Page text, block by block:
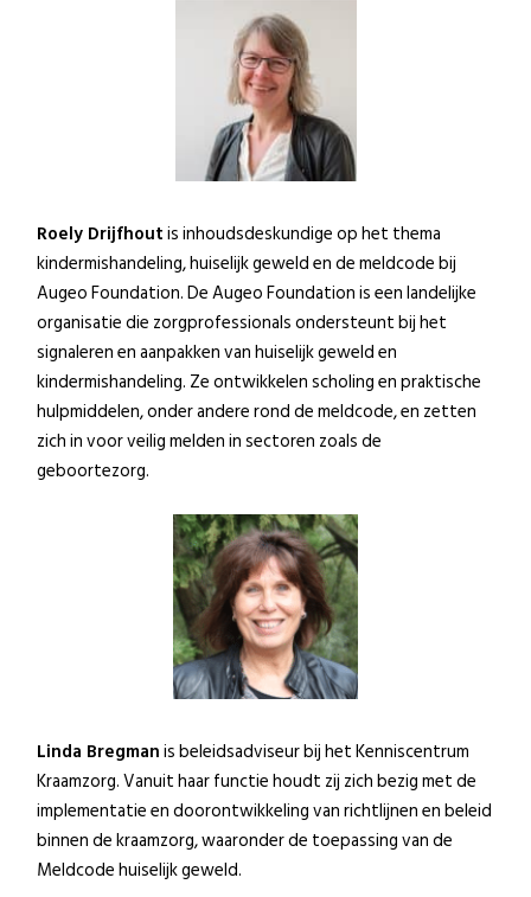
Roely Drijfhoutis inhoudsdeskundige op het thema
kindermishandeling, huiselijk geweld en de meldcode bij
Augeo Foundation. De Augeo Foundation is een landelijke
organisatie die zorgprofessionals ondersteunt bij het
signaleren en aanpakken van huiselijk geweld en
kindermishandeling. Ze ontwikkelen scholing en praktische
hulpmiddelen, onder andere rond de meldcode, en zetten
zich in voor veilig melden in sectoren zoals de
geboortezorg.
Linda Bregmanis beleidsadviseur bij het Kenniscentrum
Kraamzorg. Vanuit haar functie houdt zij zich bezig met de
implementatie en doorontwikkeling van richtlijnen en beleid
binnen de kraamzorg, waaronder de toepassing van de
Meldcode huiselijk geweld.